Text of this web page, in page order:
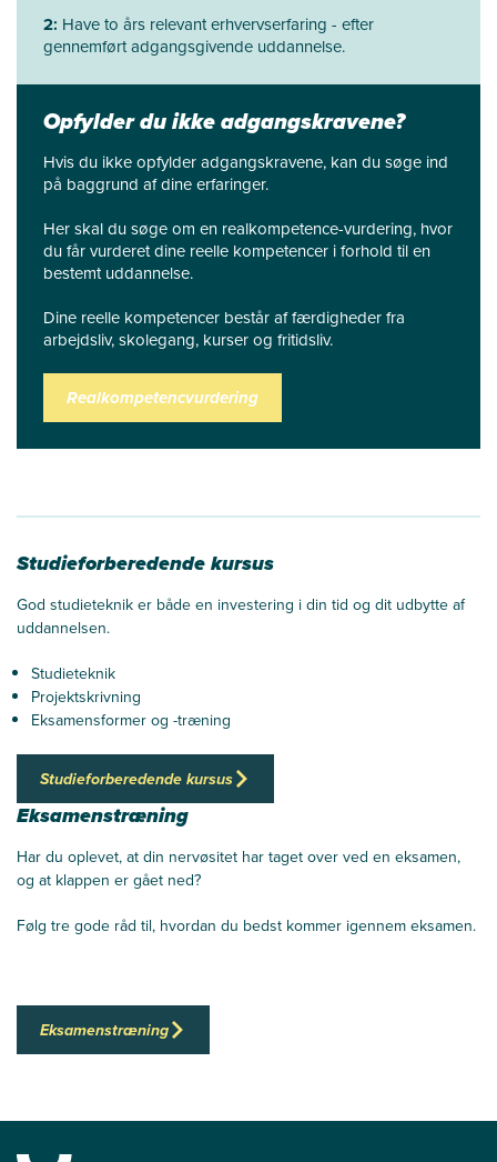
2: Have to års relevant erhvervserfaring - efter
gennemført adgangsgivende uddannelse.
Opfylder du ikke adgangskravene?
Hvis du ikke opfylder adgangskravene, kan du søge ind
på baggrund af dine erfaringer.
Her skal du søge om en realkompetence-vurdering, hvor
du får vurderet dine reelle kompetencer i forhold til en
bestemt uddannelse.
Dine reelle kompetencer består af færdigheder fra
arbejdsliv, skolegang, kurser og fritidsliv.
Realkompetencvurdering
Studieforberedende kursus
God studieteknik er både en investering i din tid og dit udbytte af
uddannelsen.
Studieteknik
Projektskrivning
Eksamensformer og -træning
Studieforberedende kursus
Eksamenstræning
Har du oplevet, at din nervøsitet har taget over ved en eksamen,
og at klappen er gået ned?
Følg tre gode råd til, hvordan du bedst kommer igennem eksamen.
Eksamenstræning